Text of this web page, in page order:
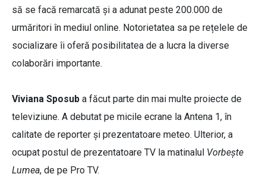
să se facă remarcată și a adunat peste 200.000 de
urmăritori în mediul online. Notorietatea sa pe rețelele de
socializare îi oferă posibilitatea de a lucra la diverse
colaborări importante.
Viviana Sposub a făcut parte din mai multe proiecte de
televiziune. A debutat pe micile ecrane la Antena 1, în
calitate de reporter și prezentatoare meteo. Ulterior, a
ocupat postul de prezentatoare TV la matinalul Vorbește
Lumea, de pe Pro TV.